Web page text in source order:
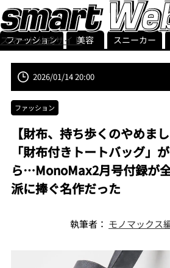
スマート公式サイト
ファッション 美容 スニーカー
2026/01/14 20:00
ファッション
【財布、持ち歩くのやめま
「財布付きトートバッグ」
ら…MonoMax2月号付録が
派に捧ぐ名作だった
執筆者： モノマックス